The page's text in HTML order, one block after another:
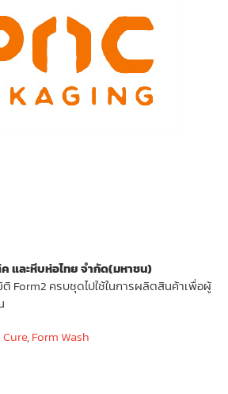
และหีบห่อไทย จำกัด(มหาชน)
Form2 ครบชุดไปใช้ในการผลิตสินค้าเพื่อผู้
,Form Wash